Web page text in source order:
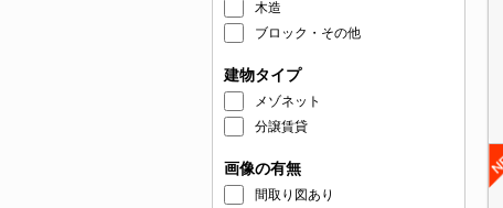
木造
ブロック・その他
建物タイプ
メゾネット
分譲賃貸
画像の有無
間取り図あり